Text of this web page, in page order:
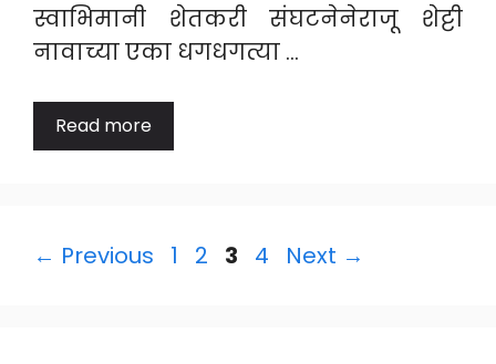
स्वाभिमानी शेतकरी संघटनेनेराजू शेट्टी
नावाच्या एका धगधगत्या …
Read more
← Previous Page
1 Page
2 Page
3 Page
4 Next →